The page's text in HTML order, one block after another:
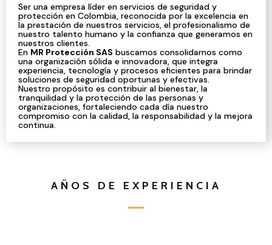
Ser una empresa líder en servicios de seguridad y
protección en Colombia, reconocida por la excelencia en
la prestación de nuestros servicios, el profesionalismo de
nuestro talento humano y la confianza que generamos en
nuestros clientes.
En MR Protección SAS buscamos consolidarnos como
una organización sólida e innovadora, que integra
experiencia, tecnología y procesos eficientes para brindar
soluciones de seguridad oportunas y efectivas.
Nuestro propósito es contribuir al bienestar, la
tranquilidad y la protección de las personas y
organizaciones, fortaleciendo cada día nuestro
compromiso con la calidad, la responsabilidad y la mejora
continua.
AÑOS DE EXPERIENCIA